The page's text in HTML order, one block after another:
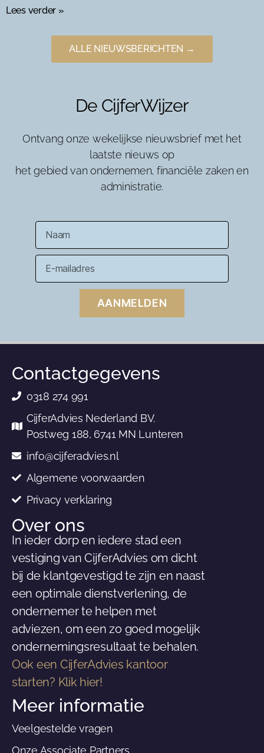
Lees verder »
ALLE NIEUWSBERICHTEN →
De CijferWijzer
Ontvang onze wekelijkse nieuwsbrief met het
laatste nieuws op
het gebied van ondernemen, financiële zaken en
administratie.
AANMELDEN
Contactgegevens
0318 274 991
CijferAdvies Nederland BV.
Postweg 188, 6741 MN Lunteren
info@cijferadvies.nl
Algemene voorwaarden
Privacy verklaring
Over ons
In ieder dorp en iedere stad een
vestiging van CijferAdvies om dicht
bij de klantgevestigd te zijn en naast
een optimale dienstverlening, de
ondernemer te helpen met
adviezen, om een zo goed mogelijk
ondernemingsresultaat te behalen.
Ook een CijferAdvies kantoor
starten? Klik hier!
Meer informatie
Veelgestelde vragen
Onze Associate Partners